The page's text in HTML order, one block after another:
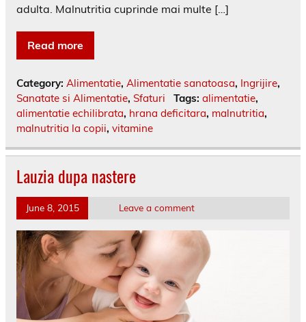
adulta. Malnutritia cuprinde mai multe […]
Read more
Category: Alimentatie, Alimentatie sanatoasa, Ingrijire,
Sanatate si Alimentatie, Sfaturi Tags: alimentatie,
alimentatie echilibrata, hrana deficitara, malnutritia,
malnutritia la copii, vitamine
Lauzia dupa nastere
June 8, 2015 Leave a comment